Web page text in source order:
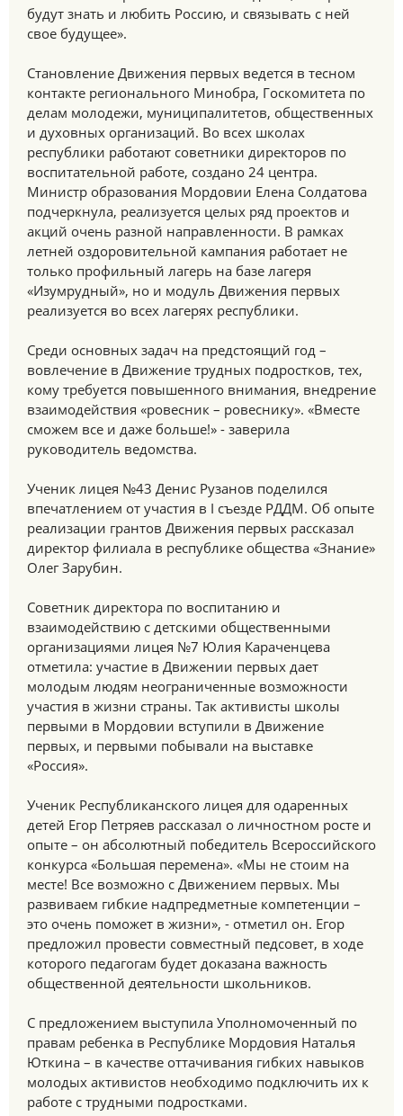
будут знать и любить Россию, и связывать с ней
свое будущее».
Становление Движения первых ведется в тесном
контакте регионального Минобра, Госкомитета по
делам молодежи, муниципалитетов, общественных
и духовных организаций. Во всех школах
республики работают советники директоров по
воспитательной работе, создано 24 центра.
Министр образования Мордовии Елена Солдатова
подчеркнула, реализуется целых ряд проектов и
акций очень разной направленности. В рамках
летней оздоровительной кампания работает не
только профильный лагерь на базе лагеря
«Изумрудный», но и модуль Движения первых
реализуется во всех лагерях республики.
Среди основных задач на предстоящий год –
вовлечение в Движение трудных подростков, тех,
кому требуется повышенного внимания, внедрение
взаимодействия «ровесник – ровеснику». «Вместе
сможем все и даже больше!» - заверила
руководитель ведомства.
Ученик лицея №43 Денис Рузанов поделился
впечатлением от участия в I съезде РДДМ. Об опыте
реализации грантов Движения первых рассказал
директор филиала в республике общества «Знание»
Олег Зарубин.
Советник директора по воспитанию и
взаимодействию с детскими общественными
организациями лицея №7 Юлия Караченцева
отметила: участие в Движении первых дает
молодым людям неограниченные возможности
участия в жизни страны. Так активисты школы
первыми в Мордовии вступили в Движение
первых, и первыми побывали на выставке
«Россия».
Ученик Республиканского лицея для одаренных
детей Егор Петряев рассказал о личностном росте и
опыте – он абсолютный победитель Всероссийского
конкурса «Большая перемена». «Мы не стоим на
месте! Все возможно с Движением первых. Мы
развиваем гибкие надпредметные компетенции –
это очень поможет в жизни», - отметил он. Егор
предложил провести совместный педсовет, в ходе
которого педагогам будет доказана важность
общественной деятельности школьников.
С предложением выступила Уполномоченный по
правам ребенка в Республике Мордовия Наталья
Юткина – в качестве оттачивания гибких навыков
молодых активистов необходимо подключить их к
работе с трудными подростками.